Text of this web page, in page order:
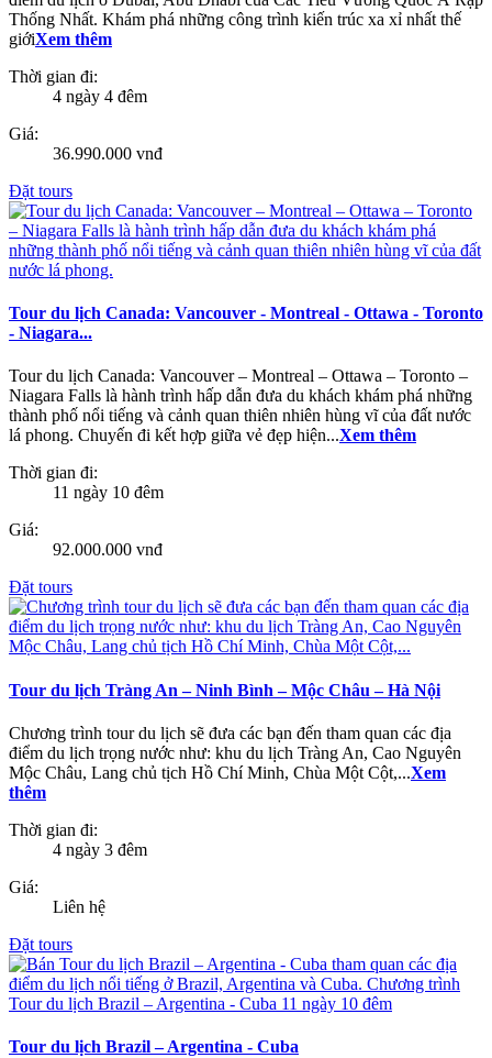
Thống Nhất. Khám phá những công trình kiến trúc xa xỉ nhất thế
giớiXem thêm
Thời gian đi:
4 ngày 4 đêm
Giá:
36.990.000 vnđ
Đặt tours
Tour du lịch Canada: Vancouver - Montreal - Ottawa - Toronto
- Niagara...
Tour du lịch Canada: Vancouver – Montreal – Ottawa – Toronto –
Niagara Falls là hành trình hấp dẫn đưa du khách khám phá những
thành phố nổi tiếng và cảnh quan thiên nhiên hùng vĩ của đất nước
lá phong. Chuyến đi kết hợp giữa vẻ đẹp hiện...Xem thêm
Thời gian đi:
11 ngày 10 đêm
Giá:
92.000.000 vnđ
Đặt tours
Tour du lịch Tràng An – Ninh Bình – Mộc Châu – Hà Nội
Chương trình tour du lịch sẽ đưa các bạn đến tham quan các địa
điểm du lịch trọng nước như: khu du lịch Tràng An, Cao Nguyên
Mộc Châu, Lang chủ tịch Hồ Chí Minh, Chùa Một Cột,...Xem
thêm
Thời gian đi:
4 ngày 3 đêm
Giá:
Liên hệ
Đặt tours
Tour du lịch Brazil – Argentina - Cuba